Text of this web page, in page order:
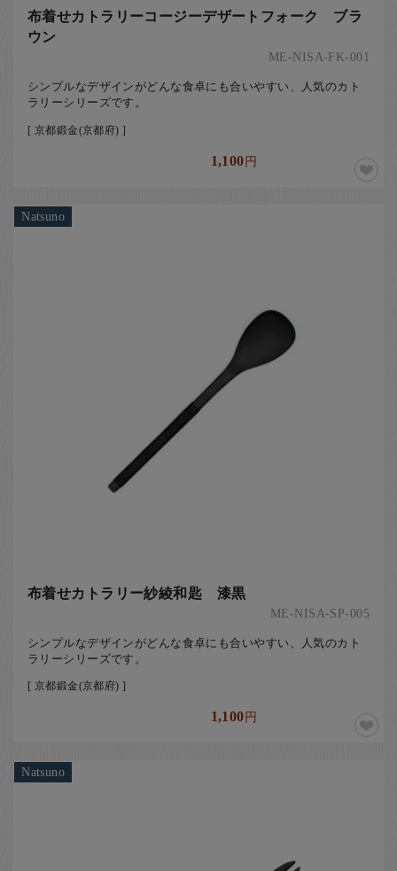
布着せカトラリーコージーデザートフォーク ブラ
ウン
ME-NISA-FK-001
シンプルなデザインがどんな食卓にも合いやすい、人気のカト
ラリーシリーズです。
[ 京都鍛金(京都府) ]
1,100円
Natsuno
布着せカトラリー紗綾和匙 漆黒
ME-NISA-SP-005
シンプルなデザインがどんな食卓にも合いやすい、人気のカト
ラリーシリーズです。
[ 京都鍛金(京都府) ]
1,100円
Natsuno